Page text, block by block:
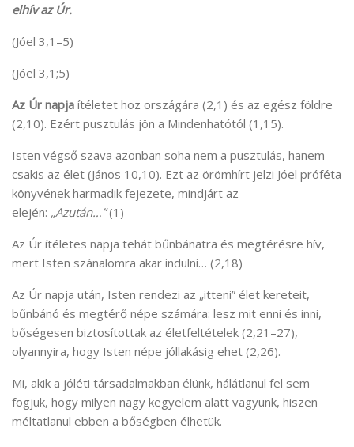
elhív az Úr.
(Jóel 3,1–5)
(Jóel 3,1;5)
Az Úr napja ítéletet hoz országára (2,1) és az egész földre
(2,10). Ezért pusztulás jön a Mindenhatótól (1,15).
Isten végső szava azonban soha nem a pusztulás, hanem
csakis az élet (János 10,10). Ezt az örömhírt jelzi Jóel próféta
könyvének harmadik fejezete, mindjárt az
elején: „Azután…”(1)
Az Úr ítéletes napja tehát bűnbánatra és megtérésre hív,
mert Isten szánalomra akar indulni… (2,18)
Az Úr napja után, Isten rendezi az „itteni” élet kereteit,
bűnbánó és megtérő népe számára: lesz mit enni és inni,
bőségesen biztosítottak az életfeltételek (2,21–27),
olyannyira, hogy Isten népe jóllakásig ehet (2,26).
Mi, akik a jóléti társadalmakban élünk, hálátlanul fel sem
fogjuk, hogy milyen nagy kegyelem alatt vagyunk, hiszen
méltatlanul ebben a bőségben élhetük.